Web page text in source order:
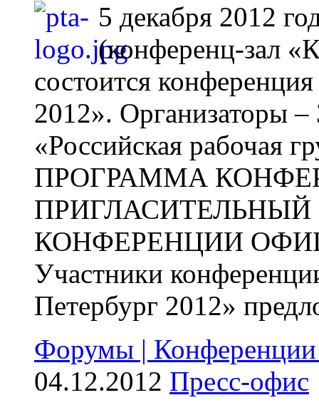
5 декабря 2012
(конференц-зал
состоится
2012».
«Российская рабочая
ПРОГРАММА
КОНФЕРЕНЦИИ
Участники
Петербург 2012»
Форумы |
04.12.2012 Пресс-офис